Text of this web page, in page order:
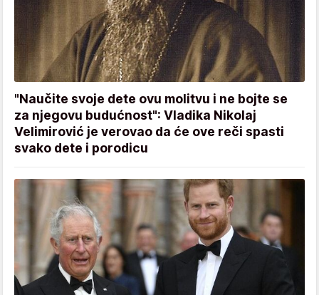
"Naučite svoje dete ovu molitvu i ne bojte se
za njegovu budućnost": Vladika Nikolaj
Velimirović je verovao da će ove reči spasti
svako dete i porodicu